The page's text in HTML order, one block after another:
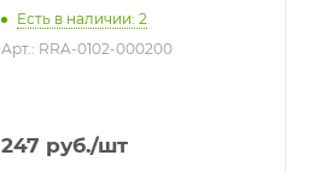
Есть в наличии: 2
Арт.: RRA-0102-000200
247 руб./шт